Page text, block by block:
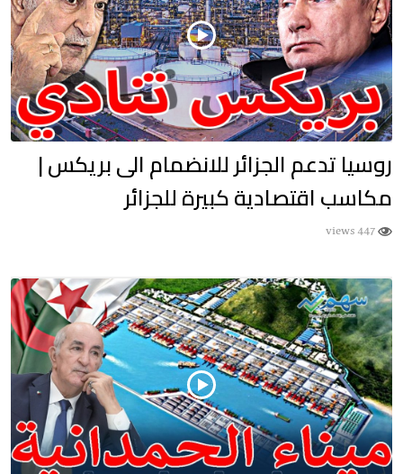
روسيا تدعم الجزائر للانضمام الى بريكس |
مكاسب اقتصادية كبيرة للجزائر
447 views